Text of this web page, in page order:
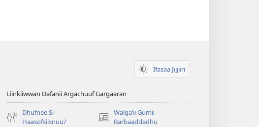
Ifasaa Jijjiiri
Liinkiiwwan Dafanii Argachuuf Gargaaran
Dhufnee Si
Haasofsiisnuu?
Walgaʼii Gumii
Barbaaddadhu
(opens